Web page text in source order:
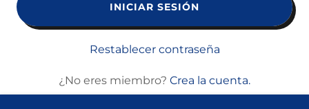
INICIAR SESIÓN
Restablecer contraseña
¿No eres miembro? Crea la cuenta.